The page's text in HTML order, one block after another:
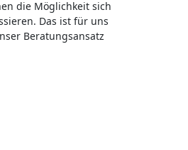
die Möglichkeit sich
Das ist für uns
Beratungsansatz